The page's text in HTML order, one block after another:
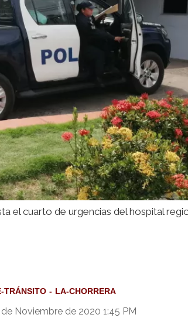
el cuarto de urgencias del hospital
TRÁNSITO LA-CHORRERA
Noviembre de 2020 1:45 PM